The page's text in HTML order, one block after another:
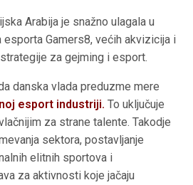
Arabija je snažno ulagala u
Gamers8, većih akvizicija i
za gejming i esport.
danska vlada preduzme mere
esport industriji. To uključuje
za strane talente. Takodje
sektora, postavljanje
elitnih sportova i
za aktivnosti koje jačaju